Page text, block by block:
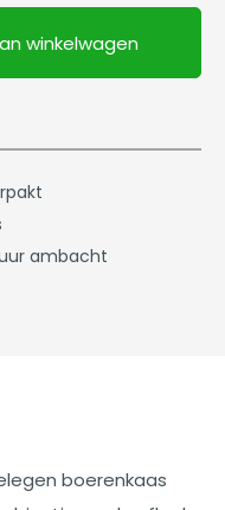
winkelwagen
ambacht
boerenkaas